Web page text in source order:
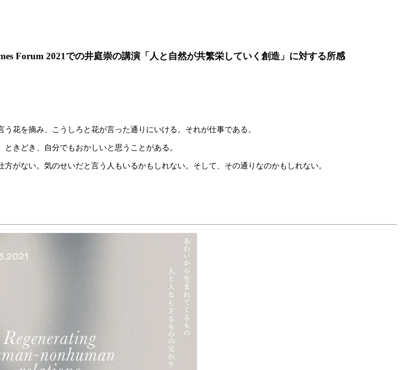
Forum 2021での井庭崇の講演「人と自然が共繁栄していく創造」に対する所感
花を摘み、こうしろと花が言った通りにいける。それが仕事である。
きどき、自分でもおかしいと思うことがある。
がない。気のせいだと言う人もいるかもしれない。そして、その通りなのかもしれない。